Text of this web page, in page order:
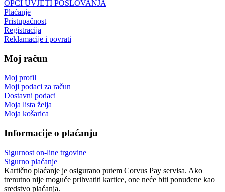
OPĆI UVJETI POSLOVANJA
Plaćanje
Pristupačnost
Registracija
Reklamacije i povrati
Moj račun
Moj profil
Moji podaci za račun
Dostavni podaci
Moja lista želja
Moja košarica
Informacije o plaćanju
Sigurnost on-line trgovine
Sigurno plaćanje
Kartično plaćanje je osigurano putem Corvus Pay servisa. Ako
trenutno nije moguće prihvatiti kartice, one neće biti ponuđene kao
sredstvo plaćanja.